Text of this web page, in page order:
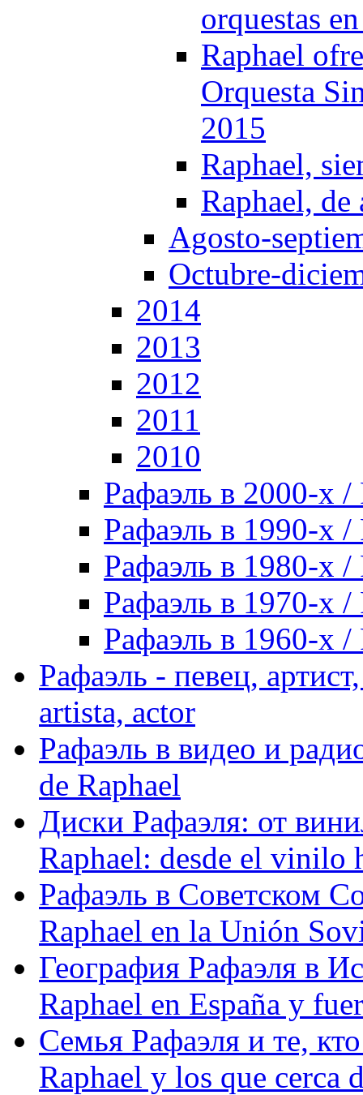
orquestas
Raphael
Orquesta
2015
Raphael,
Raphael,
Agosto-
Octubre-
2014
2013
2012
2011
2010
Рафаэль в 2000-х /
Рафаэль в 1990-х /
Рафаэль в 1980-х /
Рафаэль в 1970-х /
Рафаэль в 1960-х /
Рафаэль - певец,
artista, actor
Рафаэль в видео и
de Raphael
Диски Рафаэля: от
Raphael: desde el vinilo
Рафаэль в Советском
Raphael en la Unión
География Рафаэля в
Raphael en España y
Семья Рафаэля и те,
Raphael y los que cerca